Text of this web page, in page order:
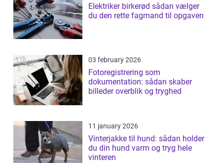
Elektriker birkerød sådan vælger
du den rette fagmand til opgaven
03 february 2026
Fotoregistrering som
dokumentation: sådan skaber
billeder overblik og tryghed
11 january 2026
Vinterjakke til hund: sådan holder
du din hund varm og tryg hele
vinteren